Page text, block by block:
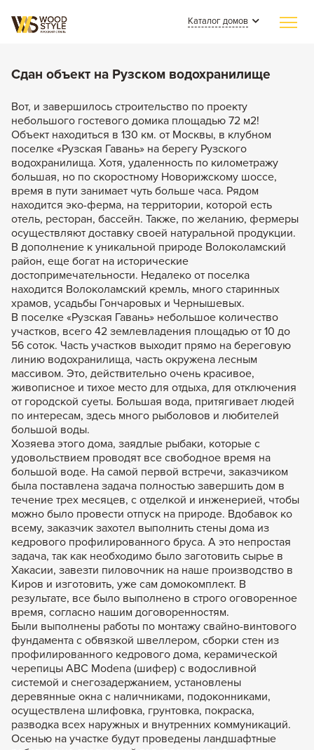
Каталог домов
Из клееного бруса
Из бревна
Каменные
Комбинированные
Наши работы
СМИ о нас
Полезные статьи
О компании
Контакты
Задать вопрос
+7 (495) 120-99-80
8 (800) 600-42-03
Каталог домов
Сдан объект на Рузском водохранилище
Вот, и завершилось строительство по проекту
небольшого гостевого домика площадью 72 м2!
Объект находиться в 130 км. от Москвы, в клубном
поселке «Рузская Гавань» на берегу Рузского
водохранилища. Хотя, удаленность по километражу
большая, но по скоростному Новорижскому шоссе,
время в пути занимает чуть больше часа. Рядом
находится эко-ферма, на территории, которой есть
отель, ресторан, бассейн. Также, по желанию, фермеры
осуществляют доставку своей натуральной продукции.
В дополнение к уникальной природе Волоколамский
район, еще богат на исторические
достопримечательности. Недалеко от поселка
находится Волоколамский кремль, много старинных
храмов, усадьбы Гончаровых и Чернышевых.
В поселке «Рузская Гавань» небольшое количество
участков, всего 42 землевладения площадью от 10 до
56 соток. Часть участков выходит прямо на береговую
линию водохранилища, часть окружена лесным
массивом. Это, действительно очень красивое,
живописное и тихое место для отдыха, для отключения
от городской суеты. Большая вода, притягивает людей
по интересам, здесь много рыболовов и любителей
большой воды.
Хозяева этого дома, заядлые рыбаки, которые с
удовольствием проводят все свободное время на
большой воде. На самой первой встречи, заказчиком
была поставлена задача полностью завершить дом в
течение трех месяцев, с отделкой и инженерией, чтобы
можно было провести отпуск на природе. Вдобавок ко
всему, заказчик захотел выполнить стены дома из
кедрового профилированного бруса. А это непростая
задача, так как необходимо было заготовить сырье в
Хакасии, завезти пиловочник на наше производство в
Киров и изготовить, уже сам домокомплект. В
результате, все было выполнено в строго оговоренное
время, согласно нашим договоренностям.
Были выполнены работы по монтажу свайно-винтового
фундамента с обвязкой швеллером, сборки стен из
профилированного кедрового дома, керамической
черепицы АВС Modena (шифер) с водосливной
системой и снегозадержанием, установлены
деревянные окна с наличниками, подоконниками,
осуществлена шлифовка, грунтовка, покраска,
разводка всех наружных и внутренних коммуникаций.
Осенью на участке будут проведены ландшафтные